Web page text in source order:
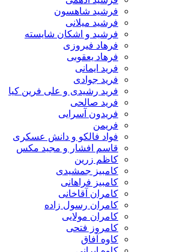
فرشید شاهسون
فرشید میلانی
فرشید و اشکان شایسته
فرهاد فیروزی
فرهاد یعقوبی
فرید ایمانی
فرید جوادی
فرید رشیدی و علی فرین کیا
فرید صالحی
فریدون آسرایی
فریمن
فواد فالکو و دانش عسکری
قاسم افشار و مجید مکس
کاظم زرین
کامبیز جمشیدی
کامبیز فراهانی
کامران آقاخانی
کامران رسول زاده
کامران مولایی
کامروز فتحی
کاوه آفاق